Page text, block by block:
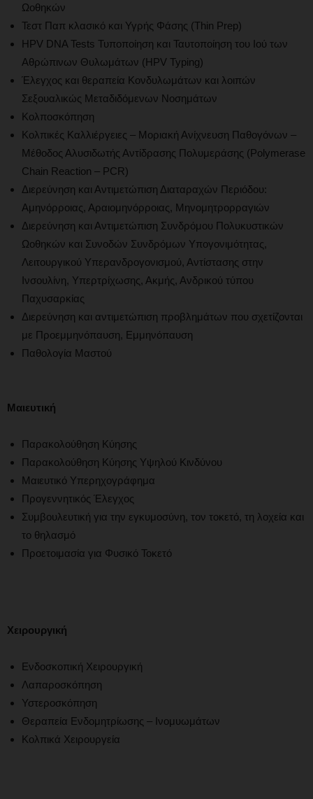
Ωοθηκών
Τεστ Παπ κλασικό και Υγρής Φάσης (Thin Prep)
HPV DNA Tests Τυποποίηση και Ταυτοποίηση του Ιού των
Αθρώπινων Θυλωμάτων (HPV Typing)
Έλεγχος και θεραπεία Κονδυλωμάτων και λοιπών
Σεξουαλικώς Μεταδιδόμενων Νοσημάτων
Κολποσκόπηση
Κολπικές Καλλιέργειες – Μοριακή Ανίχνευση Παθογόνων –
Μέθοδος Αλυσιδωτής Αντίδρασης Πολυμεράσης (Polymerase
Chain Reaction – PCR)
Διερεύνηση και Αντιμετώπιση Διαταραχών Περιόδου:
Αμηνόρροιας, Αραιομηνόρροιας, Μηνομητρορραγιών
Διερεύνηση και Αντιμετώπιση Συνδρόμου Πολυκυστικών
Ωοθηκών και Συνοδών Συνδρόμων Υπογονιμότητας,
Λειτουργικού Υπερανδρογονισμού, Αντίστασης στην
Ινσουλίνη, Υπερτρίχωσης, Ακμής, Ανδρικού τύπου
Παχυσαρκίας
Διερεύνηση και αντιμετώπιση προβλημάτων που σχετίζονται
με Προεμμηνόπαυση, Εμμηνόπαυση
Παθολογία Μαστού
Μαιευτική
Παρακολούθηση Κύησης
Παρακολούθηση Κύησης Υψηλού Κινδύνου
Μαιευτικό Υπερηχογράφημα
Προγεννητικός Έλεγχος
Συμβουλευτική για την εγκυμοσύνη, τον τοκετό, τη λοχεία και
το θηλασμό
Προετοιμασία για Φυσικό Τοκετό
Χειρουργική
Ενδοσκοπική Χειρουργική
Λαπαροσκόπηση
Υστεροσκόπηση
Θεραπεία Ενδομητρίωσης – Ινομυωμάτων
Κολπικά Χειρουργεία